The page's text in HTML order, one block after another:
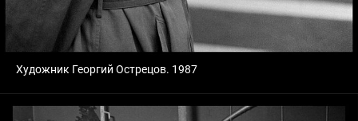
Художник Георгий Острецов. 1987